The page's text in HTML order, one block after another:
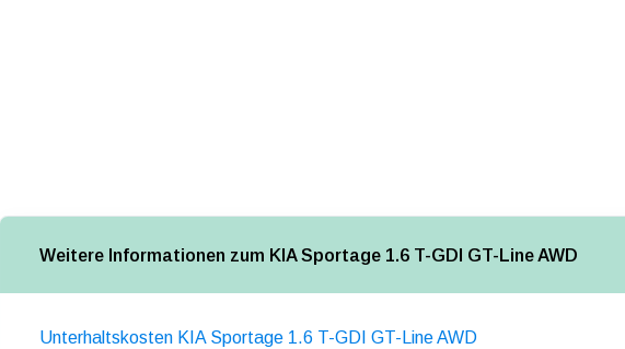
Weitere Informationen zum KIA Sportage 1.6 T-GDI GT-Line AWD
Unterhaltskosten KIA Sportage 1.6 T-GDI GT-Line AWD